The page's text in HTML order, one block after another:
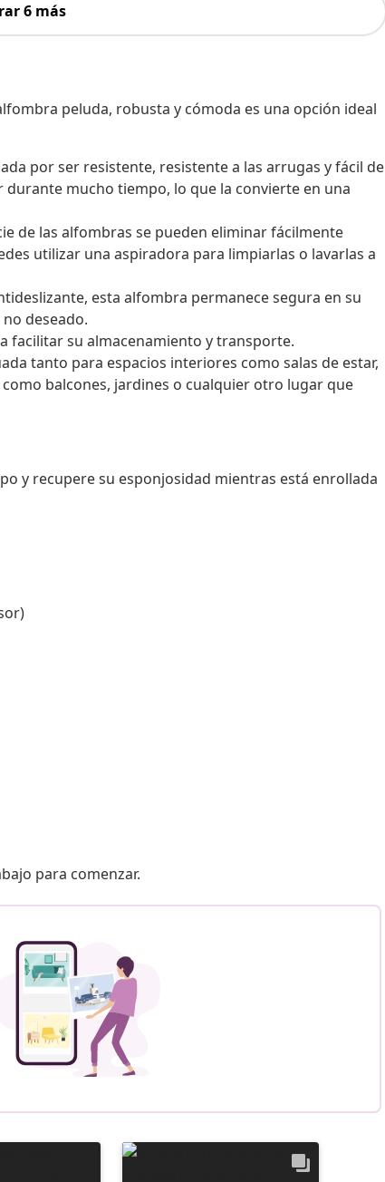
6 más
peluda, robusta y cómoda es una opción ideal
por ser resistente, resistente a las arrugas y fácil de
durante mucho tiempo, lo que la convierte en una
de las alfombras se pueden eliminar fácilmente
utilizar una aspiradora para limpiarlas o lavarlas a
esta alfombra permanece segura en su
deseado.
facilitar su almacenamiento y transporte.
tanto para espacios interiores como salas de estar,
balcones, jardines o cualquier otro lugar que
y recupere su esponjosidad mientras está enrollada
para comenzar.